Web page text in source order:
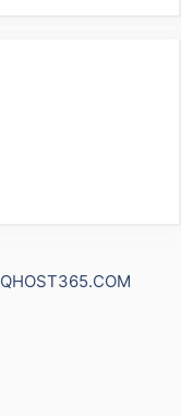
QHOST365.COM